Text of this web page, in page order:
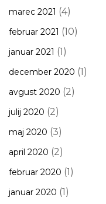
marec 2021 (4)
februar 2021 (10)
januar 2021 (1)
december 2020 (1)
avgust 2020 (2)
julij 2020 (2)
maj 2020 (3)
april 2020 (2)
februar 2020 (1)
januar 2020 (1)